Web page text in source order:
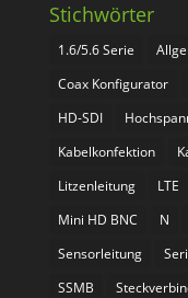
Stichwörter
1.6/5.6 Serie
Coax Konfigurator
HD-SDI
Kabelkonfektion
Litzenleitung
LTE
Mini HD BNC
N
Sensorleitung
SSMB